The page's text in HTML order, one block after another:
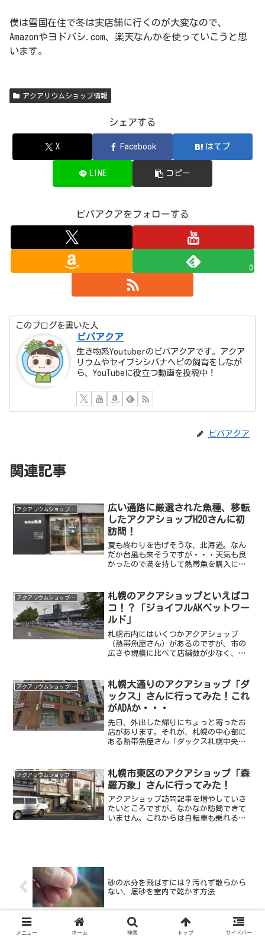
僕は雪国在住で冬は実店舗に行くのが大変なので、
Amazonやヨドバシ.com、楽天なんかを使っていこうと思
います。
アクアリウムショップ情報
シェアする
X Facebook はてブ
LINE コピー
ビバアクアをフォローする
0
このブログを書いた人
ビバアクア
生き物系Youtuberのビバアクアです。アクア
リウムやセイブシシバナヘビの飼育をしなが
ら、YouTubeに役立つ動画を投稿中！
ビバアクア
関連記事
アクアリウムショップ情報
広い通路に厳選された魚種、移転
したアクアショップH2Oさんに初
訪問！
夏も終わりを告げそうな、北海道。なん
だか台風も来そうですが・・・天気も良
かったので満を持して熱帯魚を購入にお
センチキューブ水槽）にいる若いメスベ
タをベタ用水槽にお引っ...
アクアリウムショップ情報
札幌のアクアショップといえばコ
コ！？「ジョイフルAKペットワー
ルド」
札幌市内にはいくつかアクアショップ
（熱帯魚屋さん）があるのですが、市の
広さや規模に比べて店舗数が少なく、１
なのが、札幌市北区屯田にある大型ホー
ムセンター・ジョイフルAK...
アクアリウムショップ情報
札幌大通りのアクアショップ「ダ
ックス」さんに行ってみた！これ
がADAか・・・
先日、外出した帰りにちょっと寄ったお
店があります。それが、札幌の中心部に
ある熱帯魚屋さん「ダックス札幌中央
頃からかハンズから見かけなくなって、
どこかに移転されたのかなぁ...
アクアリウムショップ情報
札幌市東区のアクアショップ「森
羅万象」さんに行ってみた！
アクアショップ訪問記事を増やしていき
たいところですが、なかなか訪問できて
いません。これからは自転車も乗れる季
砂の水分を飛ばすには？汚れず散らから
ない、底砂を室内で乾かす方法
6000円台で作る男前90cm水槽台！OSB合板
メニュー ホーム 検索 トップ サイドバー